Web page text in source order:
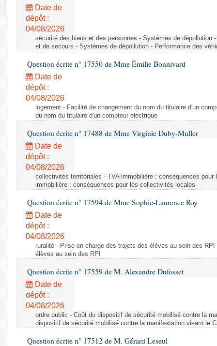
Rapports législatifs
Rapports sur l'application des lois
Baromètre de l’application des lois
Dossiers législatifs
Budget et sécurité sociale
Questions écrites et orales
Comptes rendus des débats
Date de
dépôt :
04/08/2026
sécurité des biens et des personnes - Systèmes de dépollution
et de secours - Systèmes de dépollution - Performance des
Question écrite n° 17550 de Mme Émilie Bonnivard
Date de
dépôt :
04/08/2026
logement - Facilité de changement du nom du titulaire d'un
du nom du titulaire d'un compteur électrique
Question écrite n° 17488 de Mme Virginie Duby-Muller
Date de
dépôt :
04/08/2026
collectivités territoriales - TVA immobilière : conséquences
immobilière : conséquences pour les collectivités locales
Question écrite n° 17594 de Mme Sophie-Laurence Roy
Date de
dépôt :
04/08/2026
ruralité - Prise en charge des trajets des élèves au sein des
élèves au sein des RPI
Question écrite n° 17559 de M. Alexandre Dufosset
Date de
dépôt :
04/08/2026
ordre public - Coût du dispositif de sécurité mobilisé contre la
dispositif de sécurité mobilisé contre la manifestation visant le
Question écrite n° 17512 de M. Gérard Leseul